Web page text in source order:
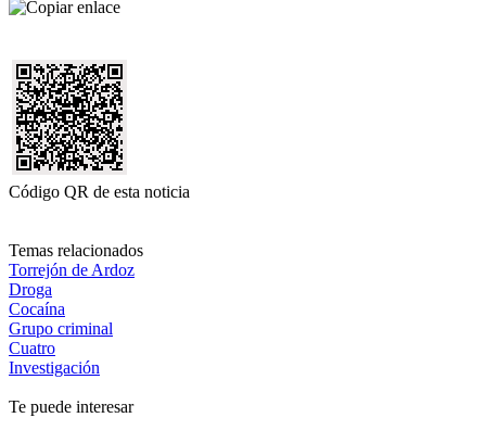
Código QR de esta noticia
Temas relacionados
Torrejón de Ardoz
Droga
Cocaína
Grupo criminal
Cuatro
Investigación
Te puede interesar